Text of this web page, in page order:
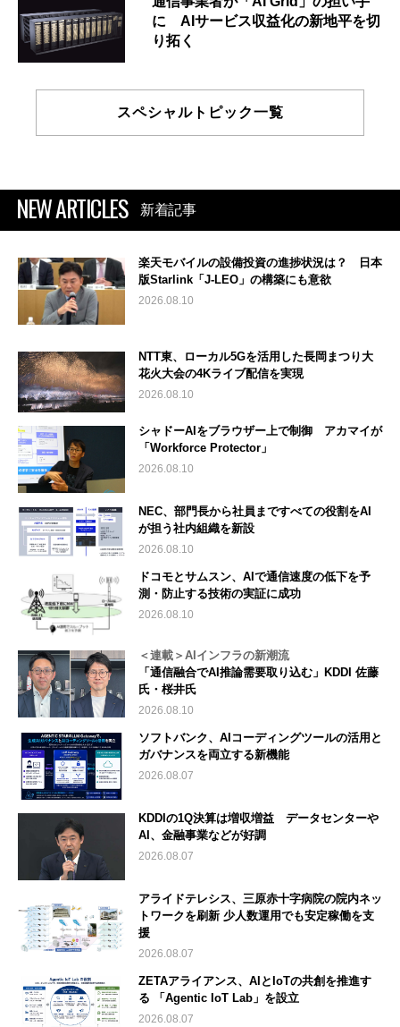
に AIサービス収益化の新地平を切
り拓く
スペシャルトピック一覧
NEW ARTICLES 新着記事
楽天モバイルの設備投資の進捗状況は？ 日本
版Starlink「J-LEO」の構築にも意欲
2026.08.10
NTT東、ローカル5Gを活用した長岡まつり大
花火大会の4Kライブ配信を実現
2026.08.10
シャドーAIをブラウザー上で制御 アカマイが
「Workforce Protector」
2026.08.10
NEC、部門長から社員まですべての役割をAI
が担う社内組織を新設
2026.08.10
ドコモとサムスン、AIで通信速度の低下を予
測・防止する技術の実証に成功
2026.08.10
＜連載＞AIインフラの新潮流
「通信融合でAI推論需要取り込む」KDDI 佐藤
氏・桜井氏
2026.08.10
ソフトバンク、AIコーディングツールの活用と
ガバナンスを両立する新機能
2026.08.07
KDDIの1Q決算は増収増益 データセンターや
AI、金融事業などが好調
2026.08.07
アライドテレシス、三原赤十字病院の院内ネッ
トワークを刷新 少人数運用でも安定稼働を支
援
2026.08.07
ZETAアライアンス、AIとIoTの共創を推進す
る 「Agentic IoT Lab」を設立
2026.08.07